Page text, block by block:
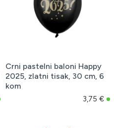
Crni pastelni baloni Happy
2025, zlatni tisak, 30 cm, 6
kom
3,75 €